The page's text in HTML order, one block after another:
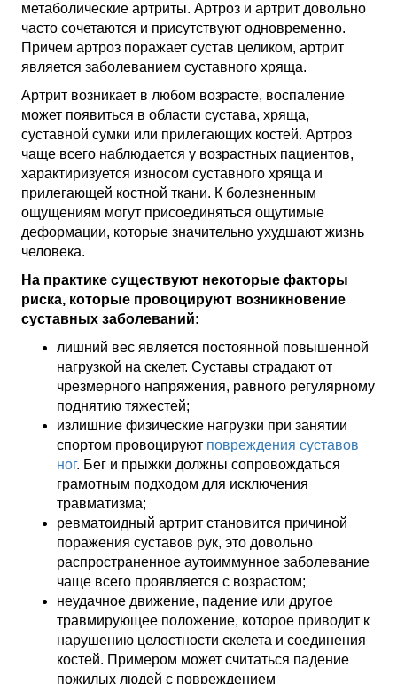
метаболические артриты. Артроз и артрит довольно
часто сочетаются и присутствуют одновременно.
Причем артроз поражает сустав целиком, артрит
является заболеванием суставного хряща.
Артрит возникает в любом возрасте, воспаление
может появиться в области сустава, хряща,
суставной сумки или прилегающих костей. Артроз
чаще всего наблюдается у возрастных пациентов,
характиризуется износом суставного хряща и
прилегающей костной ткани. К болезненным
ощущениям могут присоединяться ощутимые
деформации, которые значительно ухудшают жизнь
человека.
На практике существуют некоторые факторы
риска, которые провоцируют возникновение
суставных заболеваний:
лишний вес является постоянной повышенной
нагрузкой на скелет. Суставы страдают от
чрезмерного напряжения, равного регулярному
поднятию тяжестей;
излишние физические нагрузки при занятии
спортом провоцируют повреждения суставов
ног. Бег и прыжки должны сопровождаться
грамотным подходом для исключения
травматизма;
ревматоидный артрит становится причиной
поражения суставов рук, это довольно
распространенное аутоиммунное заболевание
чаще всего проявляется с возрастом;
неудачное движение, падение или другое
травмирующее положение, которое приводит к
нарушению целостности скелета и соединения
костей. Примером может считаться падение
пожилых людей с повреждением